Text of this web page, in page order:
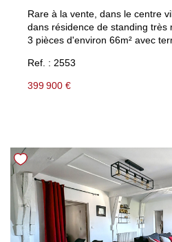
Rare à la vente, dans le centre
dans résidence de standing très
3 pièces d'environ 66m² avec
cuisine ouverte aménagée et
d'eau, buanderie. Salle de gym dans la résidence, place
de
Ref. : 2553
399 900 €